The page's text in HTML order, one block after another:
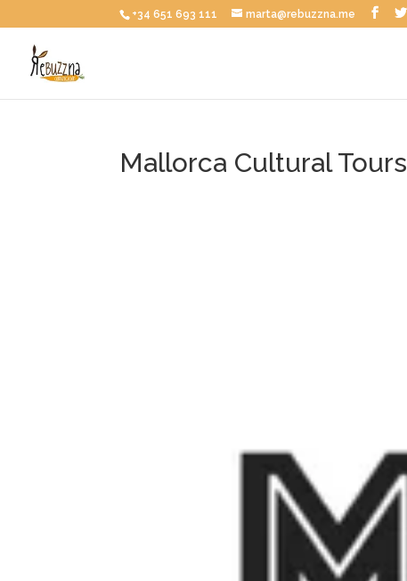
+34 651 693 111 marta@rebuzzna.me
Mallorca Cultural Tours